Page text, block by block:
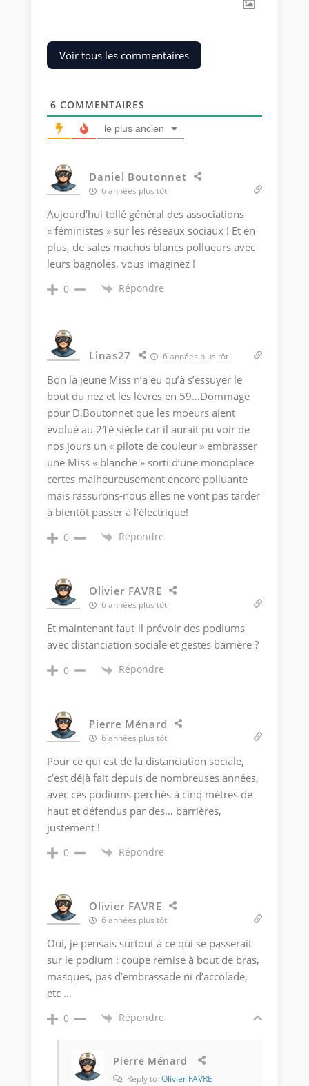
Voir tous les commentaires
6 COMMENTAIRES
le plus ancien
Daniel Boutonnet
6 années plus tôt
Aujourd’hui tollé général des associations
« féministes » sur les réseaux sociaux ! Et en
plus, de sales machos blancs pollueurs avec
leurs bagnoles, vous imaginez !
0 Répondre
Linas27 6 années plus tôt
Bon la jeune Miss n’a eu qu’à s’essuyer le
bout du nez et les lèvres en 59…Dommage
pour D.Boutonnet que les moeurs aient
évolué au 21è siècle car il aurait pu voir de
nos jours un « pilote de couleur » embrasser
une Miss « blanche » sorti d’une monoplace
certes malheureusement encore polluante
mais rassurons-nous elles ne vont pas tarder
à bientôt passer à l’électrique!
0 Répondre
Olivier FAVRE
6 années plus tôt
Et maintenant faut-il prévoir des podiums
avec distanciation sociale et gestes barrière ?
0 Répondre
Pierre Ménard
6 années plus tôt
Pour ce qui est de la distanciation sociale,
c’est déjà fait depuis de nombreuses années,
avec ces podiums perchés à cinq mètres de
haut et défendus par des… barrières,
justement !
0 Répondre
Olivier FAVRE
6 années plus tôt
Oui, je pensais surtout à ce qui se passerait
sur le podium : coupe remise à bout de bras,
masques, pas d’embrassade ni d’accolade,
etc …
0 Répondre
Pierre Ménard
Reply toOlivier FAVRE